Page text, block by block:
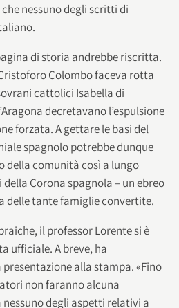
nessuno degli scritti di
di storia andrebbe riscritta.
Colombo faceva rotta
cattolici Isabella di
decretavano l’espulsione
forzata. A gettare le basi del
spagnolo potrebbe dunque
della comunità così a lungo
Corona spagnola – un ebreo
delle tante famiglie convertite.
il professor Lorente si è
ufficiale. A breve, ha
alla stampa. «Fino
non faranno alcuna
degli aspetti relativi a